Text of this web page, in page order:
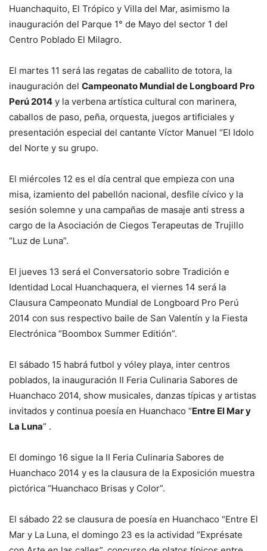
Huanchaquito, El Trópico y Villa del Mar, asimismo la
inauguración del Parque 1° de Mayo del sector 1 del
Centro Poblado El Milagro.
El martes 11 será las regatas de caballito de totora, la
inauguración del Campeonato Mundial de Longboard Pro
Perú 2014 y la verbena artística cultural con marinera,
caballos de paso, peña, orquesta, juegos artificiales y
presentación especial del cantante Víctor Manuel “El Idolo
del Norte y su grupo.
El miércoles 12 es el día central que empieza con una
misa, izamiento del pabellón nacional, desfile cívico y la
sesión solemne y una campañas de masaje anti stress a
cargo de la Asociación de Ciegos Terapeutas de Trujillo
“Luz de Luna”.
El jueves 13 será el Conversatorio sobre Tradición e
Identidad Local Huanchaquera, el viernes 14 será la
Clausura Campeonato Mundial de Longboard Pro Perú
2014 con sus respectivo baile de San Valentín y la Fiesta
Electrónica “Boombox Summer Editión”.
El sábado 15 habrá futbol y vóley playa, inter centros
poblados, la inauguración II Feria Culinaria Sabores de
Huanchaco 2014, show musicales, danzas típicas y artistas
invitados y continua poesía en Huanchaco “Entre El Mar y
La Luna” .
El domingo 16 sigue la II Feria Culinaria Sabores de
Huanchaco 2014 y es la clausura de la Exposición muestra
pictórica “Huanchaco Brisas y Color”.
El sábado 22 se clausura de poesía en Huanchaco “Entre El
Mar y La Luna, el domingo 23 es la actividad “Exprésate